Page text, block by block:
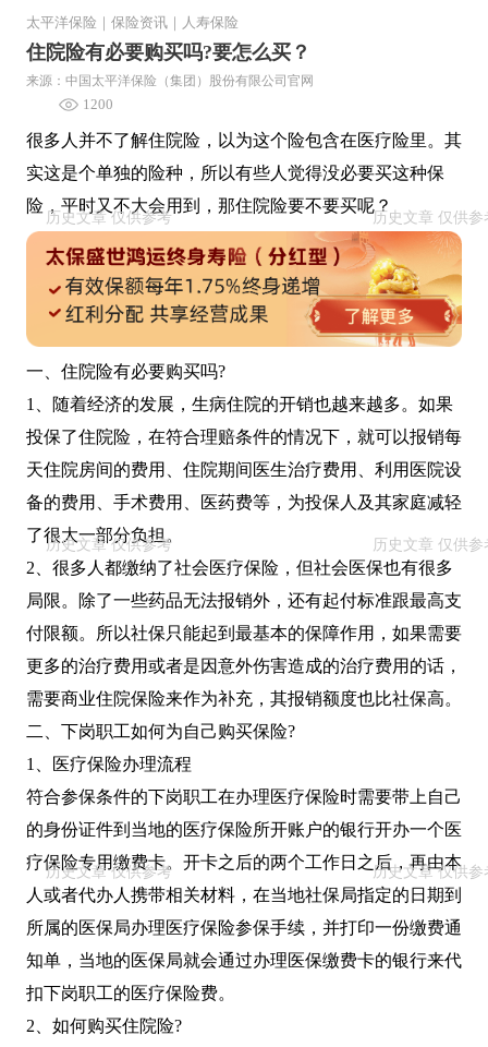
太平洋保险 保险资讯 人寿保险
住院险有必要购买吗?要怎么买？
来源：中国太平洋保险（集团）股份有限公司官网
1200
很多人并不了解住院险，以为这个险包含在医疗险里。其
实这是个单独的险种，所以有些人觉得没必要买这种保
险，平时又不大会用到，那住院险要不要买呢？
一、住院险有必要购买吗?
1、随着经济的发展，生病住院的开销也越来越多。如果
投保了住院险，在符合理赔条件的情况下，就可以报销每
天住院房间的费用、住院期间医生治疗费用、利用医院设
备的费用、手术费用、医药费等，为投保人及其家庭减轻
了很大一部分负担。
2、很多人都缴纳了社会医疗保险，但社会医保也有很多
局限。除了一些药品无法报销外，还有起付标准跟最高支
付限额。所以社保只能起到最基本的保障作用，如果需要
更多的治疗费用或者是因意外伤害造成的治疗费用的话，
需要商业住院保险来作为补充，其报销额度也比社保高。
二、下岗职工如何为自己购买保险?
1、医疗保险办理流程
符合参保条件的下岗职工在办理医疗保险时需要带上自己
的身份证件到当地的医疗保险所开账户的银行开办一个医
疗保险专用缴费卡。开卡之后的两个工作日之后，再由本
人或者代办人携带相关材料，在当地社保局指定的日期到
所属的医保局办理医疗保险参保手续，并打印一份缴费通
知单，当地的医保局就会通过办理医保缴费卡的银行来代
扣下岗职工的医疗保险费。
2、如何购买住院险?